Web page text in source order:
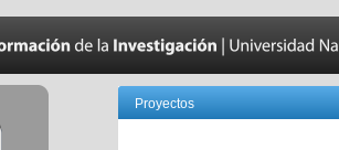
Proyectos